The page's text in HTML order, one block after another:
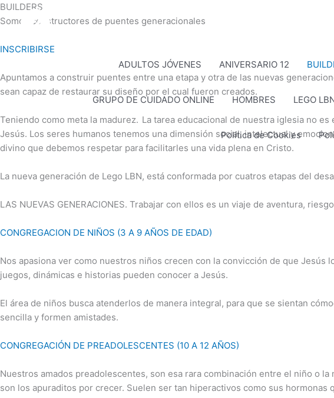
Ir
al
ADULTOS JÓVENES ANIVERSARIO 12
GRUPO DE CUIDADO ONLINE HOMBRES LEGO
Política de Cookies
BUILDERS
Somos constructores de puentes generacionales
INSCRIBIRSE
Apuntamos a construir puentes entre una etapa y otra de las nuevas
sean capaz de restaurar su diseño por el cual fueron creados.
Teniendo como meta la madurez. La tarea educacional de nuestra iglesia no
Jesús. Los seres humanos tenemos una dimensión social, intelectual y
divino que debemos respetar para facilitarles una vida plena en Cristo.
La nueva generación de Lego LBN, está conformada por cuatros etapas del
LAS NUEVAS GENERACIONES. Trabajar con ellos es un viaje de aventura,
CONGREGACION DE NIÑOS (3 A 9 AÑOS DE EDAD)
Nos apasiona ver como nuestros niños crecen con la convicción de que
juegos, dinámicas e historias pueden conocer a Jesús.
El área de niños busca atenderlos de manera integral, para que se sientan
sencilla y formen amistades.
CONGREGACIÓN DE PREADOLESCENTES (10 A 12 AÑOS)
Nuestros amados preadolescentes, son esa rara combinación entre el niño o
son los apuraditos por crecer. Suelen ser tan hiperactivos como sus